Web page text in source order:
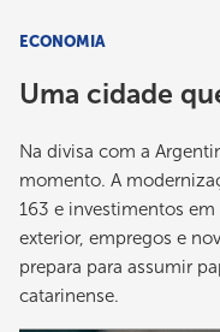
ECONOMIA
Uma cidade
Na divisa com a
momento. A
163 e investimentos
exterior, empregos e
prepara para assumir
catarinense.